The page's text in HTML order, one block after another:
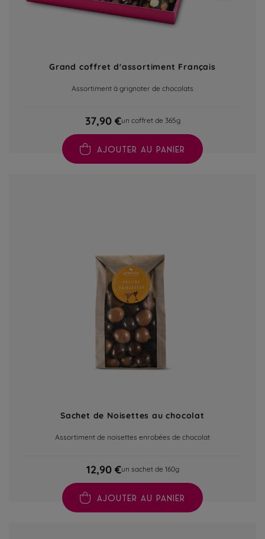
Grand coffret d'assortiment Français
Assortiment à grignoter de chocolats
37,90 €un coffret de 365g
AJOUTER AU PANIER
Sachet de Noisettes au chocolat
Assortiment de noisettes enrobées de chocolat
12,90 €un sachet de 160g
AJOUTER AU PANIER